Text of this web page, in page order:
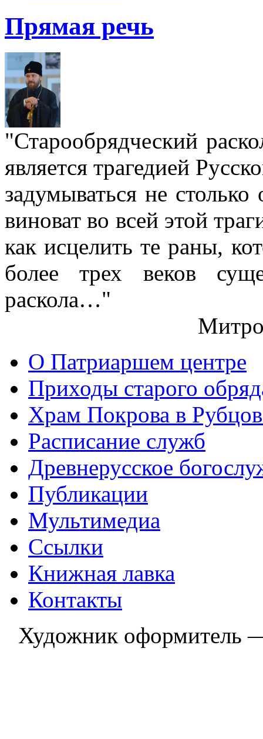
Прямая речь
"Старообрядческий
является трагедией
задумываться не
виноват во всей этой
как исцелить те раны,
более трех веков
раскола…"
О Патриаршем центре
Приходы старого
Храм Покрова в
Расписание служб
Древнерусское
Публикации
Мультимедиа
Ссылки
Книжная лавка
Контакты
Художник оформитель